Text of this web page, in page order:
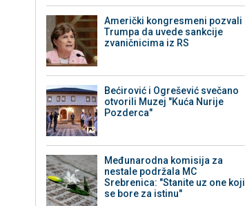
Američki kongresmeni pozvali
Trumpa da uvede sankcije
zvaničnicima iz RS
Bećirović i Ogrešević svečano
otvorili Muzej "Kuća Nurije
Pozderca"
Međunarodna komisija za
nestale podržala MC
Srebrenica: "Stanite uz one koji
se bore za istinu"